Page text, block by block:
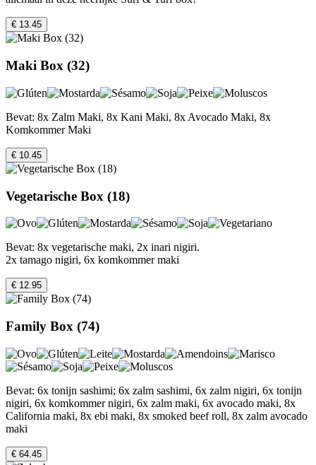
€ 13.45
Maki Box (32)
Bevat: 8x Zalm Maki, 8x Kani Maki, 8x Avocado Maki, 8x
Komkommer Maki
€ 10.45
Vegetarische Box (18)
Bevat: 8x vegetarische maki, 2x inari nigiri.
2x tamago nigiri, 6x komkommer maki
€ 12.95
Family Box (74)
Bevat: 6x tonijn sashimi; 6x zalm sashimi, 6x zalm nigiri, 6x tonijn
nigiri, 6x komkommer nigiri, 6x zalm maki, 6x avocado maki, 8x
California maki, 8x ebi maki, 8x smoked beef roll, 8x zalm avocado
maki
€ 64.45